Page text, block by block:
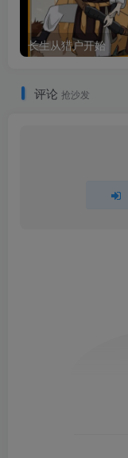
长生从猎户开始
评论 抢沙发